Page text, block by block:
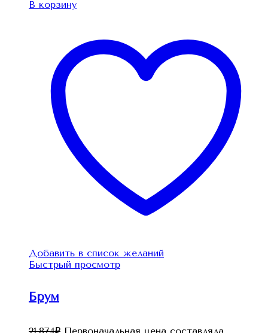
В корзину
Добавить в список желаний
Быстрый просмотр
Брум